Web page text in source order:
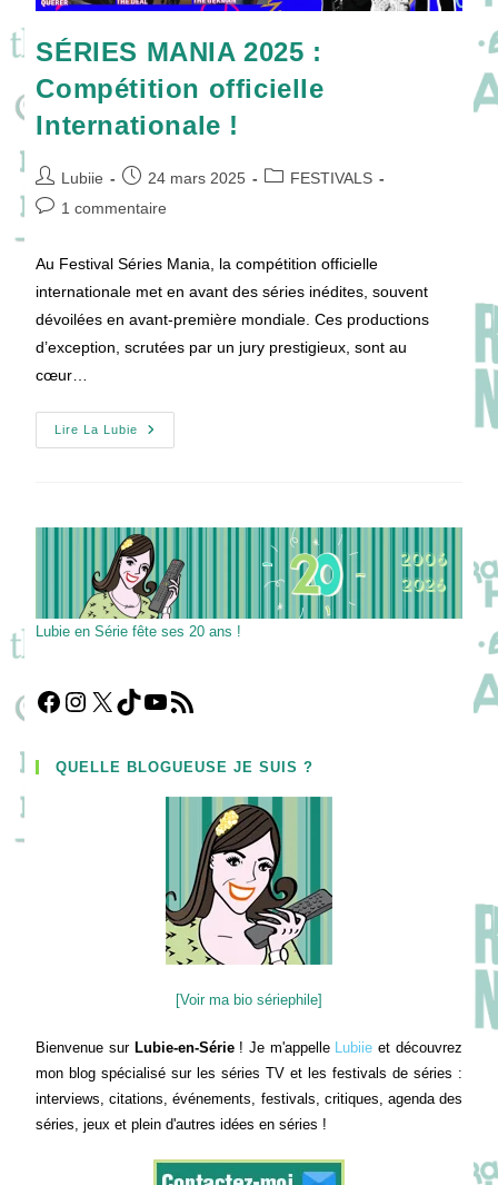
SÉRIES MANIA 2025 :
Compétition officielle
Internationale !
Auteur/autrice
de
Lubiie
Publication
publiée :
24 mars 2025
PostFESTIVALS
Commentaires
1 commentaire
Au Festival Séries Mania, la compétition officielle
internationale met en avant des séries inédites, souvent
dévoilées en avant-première mondiale. Ces productions
d’exception, scrutées par un jury prestigieux, sont au
cœur…
Lire La Lubie
SÉRIES
MANIA
Internationale
!
Lubie en Série fête ses 20 ans !
Facebook
Instagram
X TikTokYouTube
Flux RSS
QUELLE BLOGUEUSE JE SUIS ?
[Voir ma bio sériephile]
Bienvenue sur Lubie-en-Série! Je m'appelle Lubiie et découvrez
mon blog spécialisé sur les séries TV et les festivals de séries :
interviews, citations, événements, festivals, critiques, agenda des
séries, jeux et plein d'autres idées en séries !